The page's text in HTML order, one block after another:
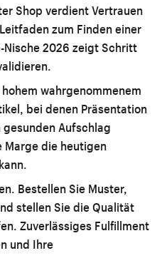
Shop verdient Vertrauen
zum Finden einer
2026 zeigt Schritt
wahrgenommenem
bei denen Präsentation
Aufschlag
die heutigen
Bestellen Sie Muster,
stellen Sie die Qualität
Zuverlässiges Fulfillment
und Ihre